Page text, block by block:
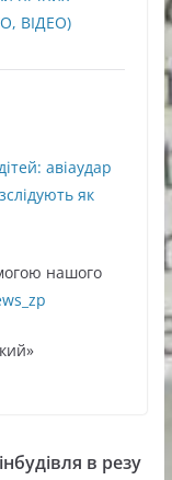
ВІДЕО)
авіаудар
як
нaшoгo
в резу